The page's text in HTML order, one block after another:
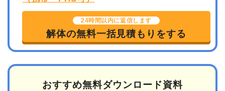
24時間以内に返信します
解体の無料一括見積もりをする
おすすめ無料ダウンロード資料